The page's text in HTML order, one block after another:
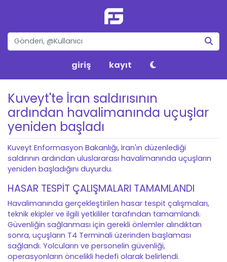
giriş kayıt
Kuveyt'te İran saldırısının
ardından havalimanında uçuşlar
yeniden başladı
Kuveyt Enformasyon Bakanlığı, İran'ın düzenlediği
saldırının ardından uluslararası havalimanında uçuşların
yeniden başladığını duyurdu.
HASAR TESPİT ÇALIŞMALARI TAMAMLANDI
Havalimanında gerçekleştirilen hasar tespit çalışmaları,
teknik ekipler ve ilgili yetkililer tarafından tamamlandı.
Güvenliğin sağlanması için gerekli önlemler alındıktan
sonra, uçuşların T4 Terminali üzerinden başlaması
sağlandı. Yolcuların ve personelin güvenliği,
operasyonların öncelikli hedefi olarak belirlendi.